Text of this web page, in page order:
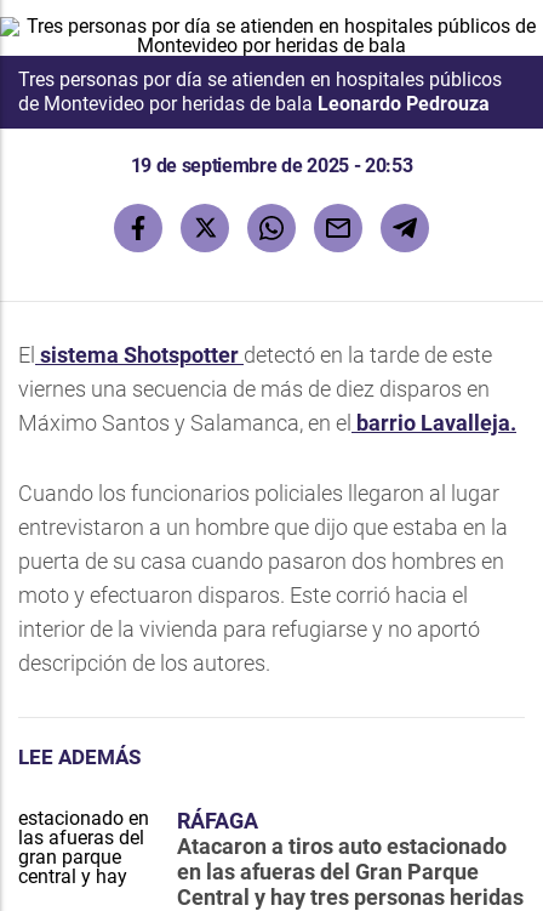
Tres personas por día se atienden en hospitales públicos
de Montevideo por heridas de bala Leonardo Pedrouza
19 de septiembre de 2025 - 20:53
El sistema Shotspotter detectó en la tarde de este
viernes una secuencia de más de diez disparos en
Máximo Santos y Salamanca, en el barrio Lavalleja.
Cuando los funcionarios policiales llegaron al lugar
entrevistaron a un hombre que dijo que estaba en la
puerta de su casa cuando pasaron dos hombres en
moto y efectuaron disparos. Este corrió hacia el
interior de la vivienda para refugiarse y no aportó
descripción de los autores.
LEE ADEMÁS
RÁFAGA
Atacaron a tiros auto estacionado
en las afueras del Gran Parque
Central y hay tres personas heridas